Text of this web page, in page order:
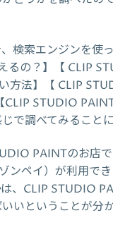
検索エンジンを使
るの？】【 CLIP
法】【 CLIP
CLIP STUDIO
で調べてみることに
PAINTのお店で
ンペイ）が利用で
、CLIP STUDIO
いということが分